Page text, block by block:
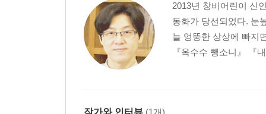
2013년 창비어린이 신
동화가 당선되었다. 눈
늘 엉뚱한 상상에 빠지
『옥수수 뺑소니』 『